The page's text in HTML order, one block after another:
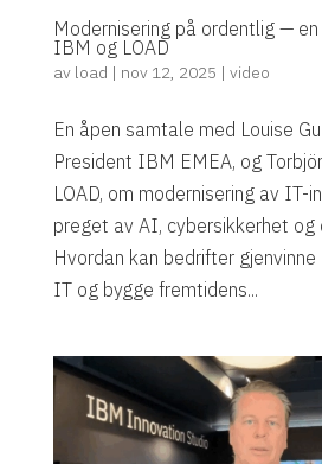
Modernisering på ordentlig —
IBM og LOAD
av load | nov 12, 2025 | video
En åpen samtale med Louise
President IBM EMEA, og
LOAD, om modernisering av IT-
preget av AI, cybersikkerhet og
Hvordan kan bedrifter
IT og bygge fremtidens...